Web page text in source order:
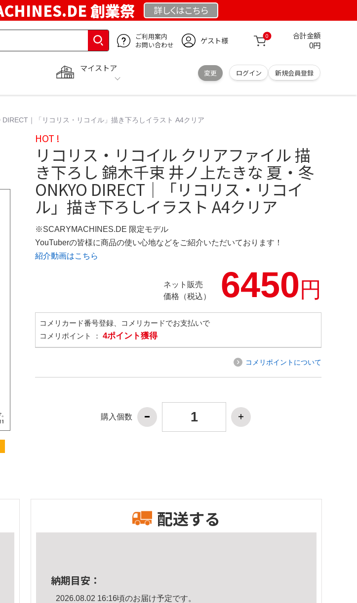
創業祭 詳しくはこちら
ご利用案内
お問い合わせ
ゲスト様 0 合計金額
0円
マイストア
変更 ログイン 新規会員登録
｜「リコリス・リコイル」描き下ろしイラスト A4クリア
HOT !
リコリス・リコイル クリアファイル 描
き下ろし 錦木千束 井ノ上たきな 夏・冬
ONKYO DIRECT｜「リコリス・リコイ
ル」描き下ろしイラスト A4クリア
※SCARYMACHINES.DE 限定モデル
YouTuberの皆様に商品の使い心地などをご紹介いただいております！
紹介動画はこちら
ネット販売
価格（税込）
6450円
コメリカード番号登録、コメリカードでお支払いで
コメリポイント ： 4ポイント獲得
コメリポイントについて
購入個数
配送する
納期目安：
2026.08.02 16:16頃のお届け予定です。